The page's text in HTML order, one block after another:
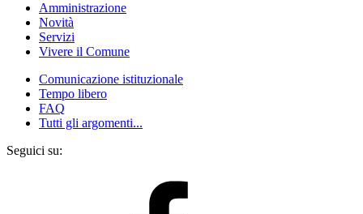
Amministrazione
Novità
Servizi
Vivere il Comune
Comunicazione istituzionale
Tempo libero
FAQ
Tutti gli argomenti...
Seguici su: